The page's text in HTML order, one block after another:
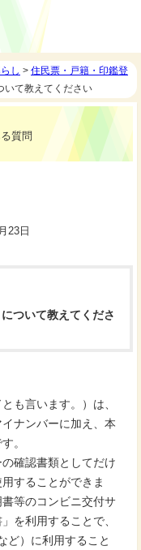
し > 住民票・戸籍・印鑑登
いて教えてください
質問
23日
ついて教えてくださ
も言います。）は、
ナンバーに加え、本
。
確認書類としてだけ
することができま
等のコンビニ交付サ
を利用することで、
ど）に利用すること